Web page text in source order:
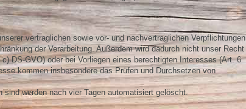
vertraglichen sowie vor- und nachvertraglichen Verpflichtungen
der Verarbeitung. Außerdem wird dadurch nicht unser Recht
DS-GVO) oder bei Vorliegen eines berechtigten Interesses (Art. 6
kommen insbesondere das Prüfen und Durchsetzen von
werden nach vier Tagen automatisiert gelöscht.